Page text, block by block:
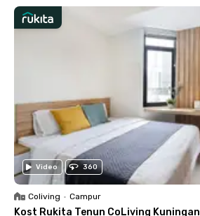
Video 360
Coliving • Campur
Kost Rukita Tenun CoLiving Kuningan